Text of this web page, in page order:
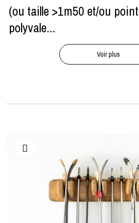
(ou taille >1m50 et/ou
polyvale...
Voir plus